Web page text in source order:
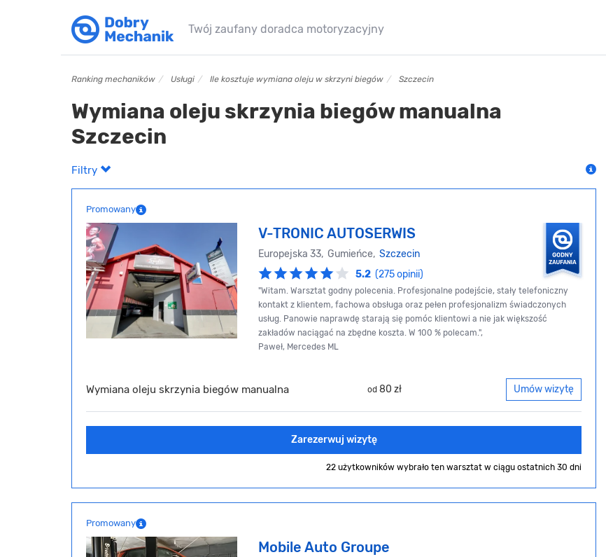
Twój zaufany doradca motoryzacyjny
Ranking mechaników Usługi Ile kosztuje wymiana oleju w skrzyni biegów Szczecin
Wymiana oleju skrzynia biegów manualna
Szczecin
Filtry
Promowany
V-TRONIC AUTOSERWIS
Europejska 33, Gumieńce, Szczecin
5.2 (275 opinii)
"Witam. Warsztat godny polecenia. Profesjonalne podejście, stały telefoniczny
kontakt z klientem, fachowa obsługa oraz pełen profesjonalizm świadczonych
usług. Panowie naprawdę starają się pomóc klientowi a nie jak większość
zakładów naciągać na zbędne koszta. W 100 % polecam.",
Paweł, Mercedes ML
Wymiana oleju skrzynia biegów manualna od 80 zł Umów wizytę
Zarezerwuj wizytę
22 użytkowników wybrało ten warsztat w ciągu ostatnich 30 dni
Promowany
Mobile Auto Groupe